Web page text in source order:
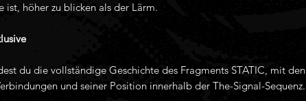
ist, höher zu blicken als der Lärm.
du die vollständige Geschichte des Fragments STATIC, mit den
und seiner Position innerhalb der The-Signal-Sequenz.